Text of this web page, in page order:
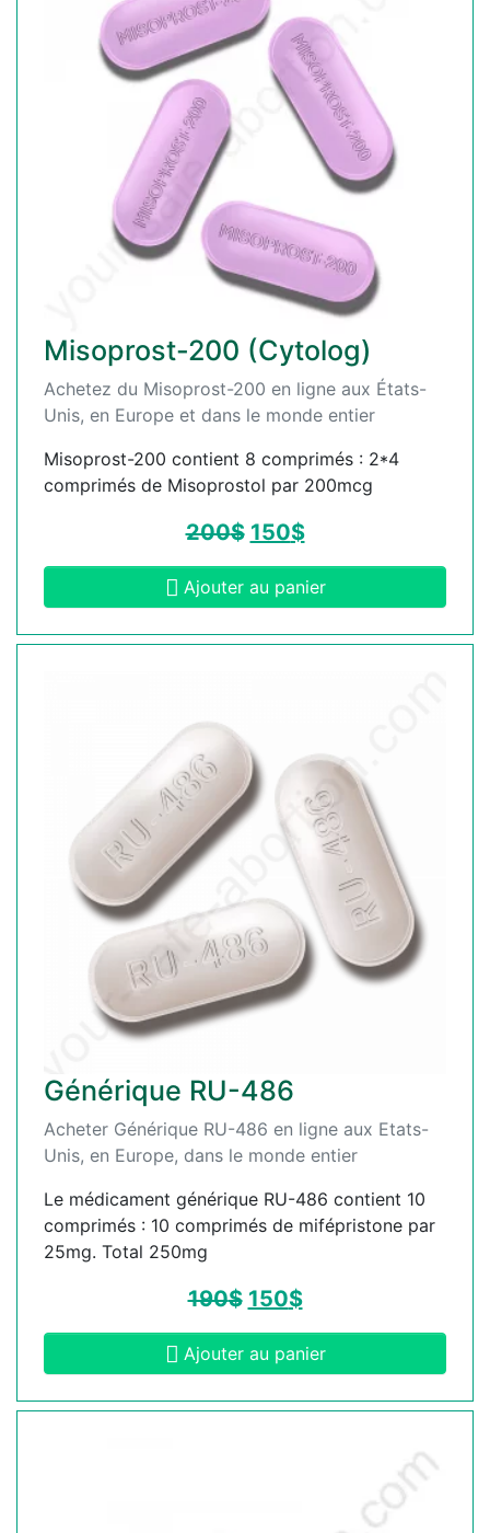
Misoprost-200 (Cytolog)
Achetez du Misoprost-200 en ligne aux États-
Unis, en Europe et dans le monde entier
Misoprost-200 contient 8 comprimés : 2*4
comprimés de Misoprostol par 200mcg
200$ 150$
Ajouter au panier
Générique RU-486
Acheter Générique RU-486 en ligne aux Etats-
Unis, en Europe, dans le monde entier
Le médicament générique RU-486 contient 10
comprimés : 10 comprimés de mifépristone par
25mg. Total 250mg
190$ 150$
Ajouter au panier